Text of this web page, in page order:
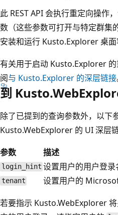
此 REST API 会执行重定向操作
数（这些参数可打开与特定群集
安装和运行 Kusto.Explorer 桌面
有关用于启动 Kusto.Explorer
阅与 Kusto.Explorer 的深层链接
到
除了已提到的查询参数外，以下
Kusto.WebExplorer 的 UI 深层链
参数
描述
login_hint 设置用户的用户登录
tenant
设置用户的
若要指示 Kusto.WebExplorer